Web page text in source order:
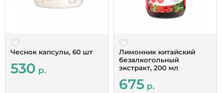
Читать все отзывы
Чеснок капсулы, 60 шт
530р.
Лимонник китайский
безалкогольный
экстракт, 200 мл
675р.